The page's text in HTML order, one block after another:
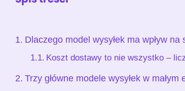
Dlaczego model wysyłek ma wpływ na
Koszt dostawy to nie wszystko –
Trzy główne modele wysyłek w małym